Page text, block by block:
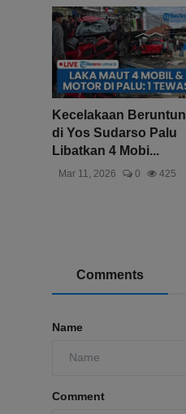
Kecelakaan Beruntun
di Yos Sudarso Palu
Libatkan 4 Mobi...
Mar 11, 2026 0 425
Comments
Name
Comment